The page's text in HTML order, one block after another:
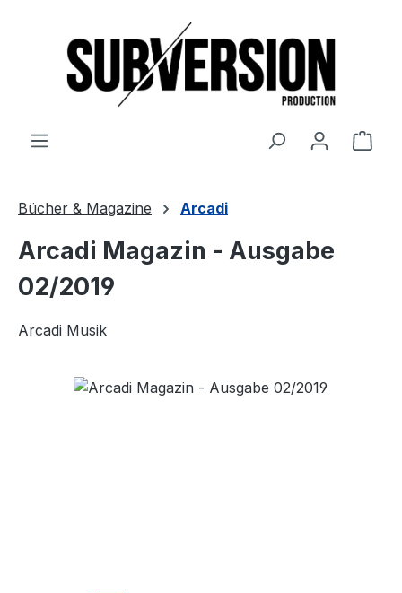
Bücher & Magazine Arcadi
Arcadi Magazin - Ausgabe
02/2019
Arcadi Musik
Bildergalerie überspringen